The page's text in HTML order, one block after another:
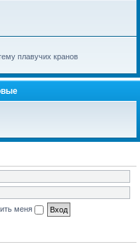
плавучих кранов
меня